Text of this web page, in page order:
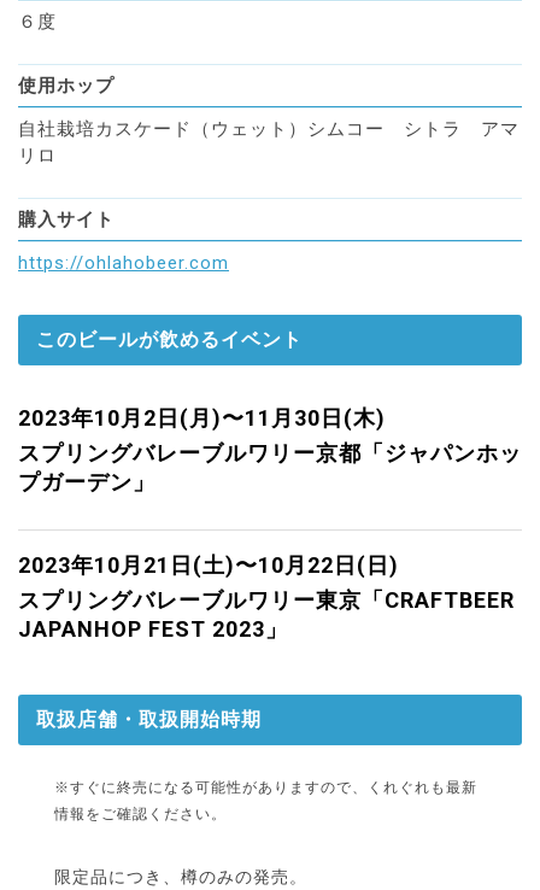
６度
使用ホップ
自社栽培カスケード（ウェット）シムコー シトラ アマ
リロ
購入サイト
https://ohlahobeer.com
このビールが飲めるイベント
2023年10月2日(月)〜11月30日(木)
スプリングバレーブルワリー京都「ジャパンホッ
プガーデン」
2023年10月21日(土)〜10月22日(日)
スプリングバレーブルワリー東京「CRAFTBEER
JAPANHOP FEST 2023」
取扱店舗・取扱開始時期
※すぐに終売になる可能性がありますので、くれぐれも最新
情報をご確認ください。
限定品につき、樽のみの発売。